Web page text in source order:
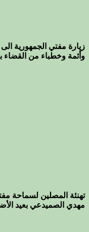
زيارة مفتي الجمهورية
وأئمة وخطباء من القضاء
تهنئة المصلين لسماحة
مهدي الصميدعي بعيد